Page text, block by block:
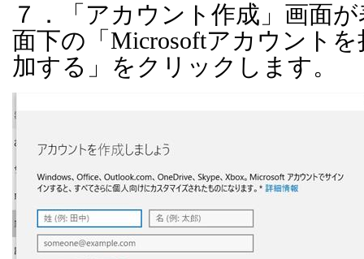
７．「アカウント作成」画面
面下の「 Microsoftアカウント
加する」をクリックします。